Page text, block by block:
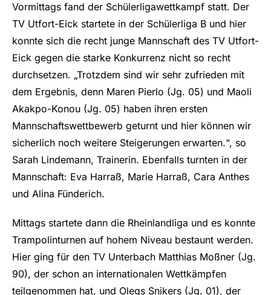
Vormittags fand der Schülerligawettkampf statt. Der
TV Utfort-Eick startete in der Schülerliga B und hier
konnte sich die recht junge Mannschaft des TV Utfort-
Eick gegen die starke Konkurrenz nicht so recht
durchsetzen. „Trotzdem sind wir sehr zufrieden mit
dem Ergebnis, denn Maren Pierlo (Jg. 05) und Maoli
Akakpo-Konou (Jg. 05) haben ihren ersten
Mannschaftswettbewerb geturnt und hier können wir
sicherlich noch weitere Steigerungen erwarten.“, so
Sarah Lindemann, Trainerin. Ebenfalls turnten in der
Mannschaft: Eva Harraß, Marie Harraß, Cara Anthes
und Alina Fünderich.
Mittags startete dann die Rheinlandliga und es konnte
Trampolinturnen auf hohem Niveau bestaunt werden.
Hier ging für den TV Unterbach Matthias Moßner (Jg.
90), der schon an internationalen Wettkämpfen
teilgenommen hat, und Olegs Snikers (Jg. 01), der